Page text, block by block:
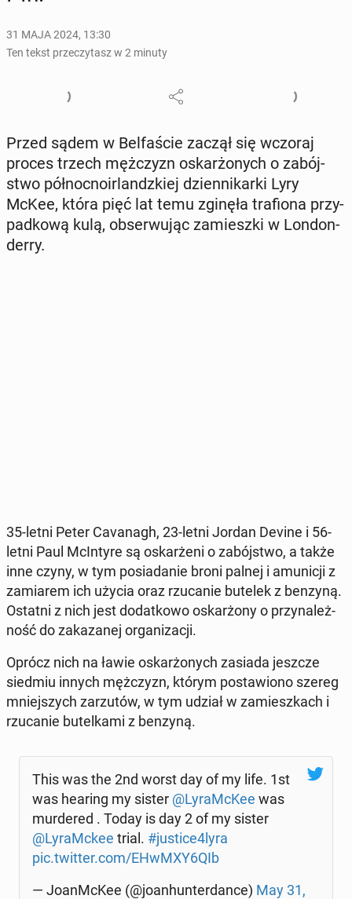
31 MAJA 2024, 13:30
Ten tekst przeczytasz w 2 minuty
Przed sądem w Bel­fa­ście zaczął się wczoraj
proces trzech męż­czyzn oskar­żo­nych o za­bój­
stwo pół­noc­no­ir­landz­kiej dzien­ni­kar­ki Lyry
McKee, która pięć lat temu zginęła tra­fio­na przy­
pad­ko­wą kulą, ob­ser­wu­jąc za­miesz­ki w Lon­don­
der­ry.
35-letni Peter Ca­va­nagh, 23-letni Jordan Devine i 56-
letni Paul McIn­ty­re są oskar­że­ni o za­bój­stwo, a także
inne czyny, w tym po­sia­da­nie broni palnej i amu­ni­cji z
za­mia­rem ich użycia oraz rzu­ca­nie butelek z benzyną.
Ostatni z nich jest do­dat­ko­wo oskar­żo­ny o przy­na­leż­
ność do za­ka­za­nej or­ga­ni­za­cji.
Oprócz nich na ławie oskar­żo­nych zasiada jeszcze
siedmiu innych męż­czyzn, którym po­sta­wio­no szereg
mniej­szych za­rzu­tów, w tym udział w za­miesz­kach i
rzu­ca­nie bu­tel­ka­mi z benzyną.
This was the 2nd worst day of my life. 1st
was hearing my sister @Ly­raMc­Kee was
mur­de­red . Today is day 2 of my sister
@Ly­raMc­kee trial. #justice4lyra
pic.twitter.com/EHwMXY6QIb
— Jo­anMc­Kee (@jo­an­hun­ter­dan­ce) May 31,